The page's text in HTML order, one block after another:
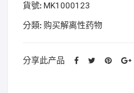
Kopen
數
貨號: MK1000123
分類: 购买解离性药物
分享此产品